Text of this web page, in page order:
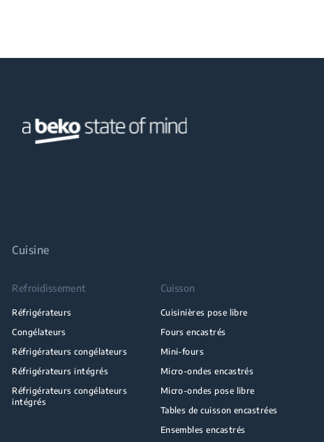
Cuisine
Refroidissement
Réfrigérateurs
Congélateurs
Réfrigérateurs congélateurs
Réfrigérateurs intégrés
Réfrigérateurs congélateurs
intégrés
Cuisson
Cuisinières pose libre
Fours encastrés
Mini-fours
Micro-ondes encastrés
Micro-ondes pose libre
Tables de cuisson encastrées
Ensembles encastrés